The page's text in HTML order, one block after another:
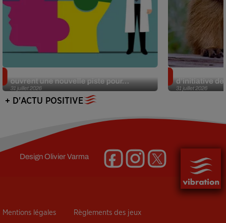
31 juillet 2026
ouvrent une nouvelle piste pour...
31 juillet 2026
d’initiative
+ D'ACTU POSITIVE
DesignOlivier Varma
Mentions légales Règlements des jeux